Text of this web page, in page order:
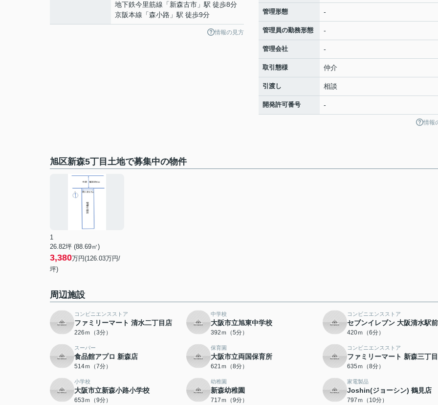
地下鉄今里筋線 「新森古市 」駅 徒歩8分
京阪本線 「森小路 」駅 徒歩9分
情報の見方
管理形態 -
管理員の勤務形態 -
管理会社 -
取引態様 仲介
引渡し 相談
開発許可番号 -
情報
旭区新森5丁目土地で募集中の物件
1
26.82坪 (88.69㎡)
3,380万円(126.03万円/
坪)
周辺施設
コンビニエンスストア
ファミリーマート 清水二丁目店
226ｍ（3分）
中学校
大阪市立旭東中学校
392ｍ（5分）
コンビニエンスストア
セブンイレブン 大阪清水駅
420ｍ（6分）
スーパー
食品館アプロ 新森店
514ｍ（7分）
保育園
大阪市立両国保育所
621ｍ（8分）
コンビニエンスストア
ファミリーマート 新森三丁
635ｍ（8分）
小学校
大阪市立新森小路小学校
653ｍ（9分）
幼稚園
新森幼稚園
717ｍ（9分）
家電製品
Joshin(ジョーシン) 鶴見店
797ｍ（10分）